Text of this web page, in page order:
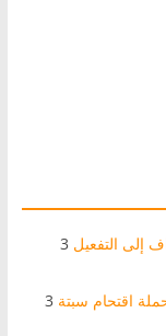
إلى التفعيل 3
اقتحام سبتة 3